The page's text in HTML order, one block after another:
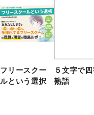
フリースクー
ルという選択
５文字で
熟語